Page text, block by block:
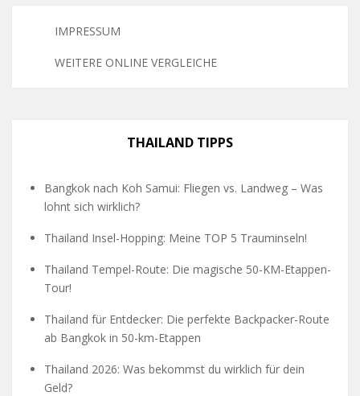
IMPRESSUM
WEITERE ONLINE VERGLEICHE
THAILAND TIPPS
Bangkok nach Koh Samui: Fliegen vs. Landweg – Was
lohnt sich wirklich?
Thailand Insel-Hopping: Meine TOP 5 Trauminseln!
Thailand Tempel-Route: Die magische 50-KM-Etappen-
Tour!
Thailand für Entdecker: Die perfekte Backpacker-Route
ab Bangkok in 50-km-Etappen
Thailand 2026: Was bekommst du wirklich für dein
Geld?